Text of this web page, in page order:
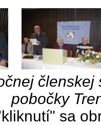
členskej
pobočky
sa